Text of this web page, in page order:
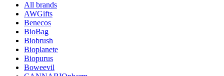
All brands
AWGifts
Benecos
BioBag
Biobrush
Bioplanete
Biopurus
Boweevil